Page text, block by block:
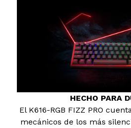
HECHO PARA
El K616-RGB FIZZ PRO
mecánicos de los más